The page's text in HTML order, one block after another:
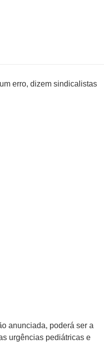
anunciada, poderá ser a
urgências pediátricas e